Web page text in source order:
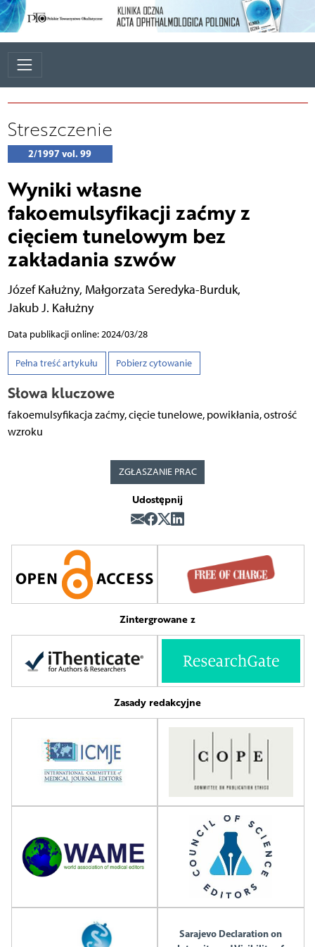
Streszczenie
2/1997 vol. 99
Wyniki własne
fakoemulsyfikacji zaćmy z
cięciem tunelowym bez
zakładania szwów
Józef Kałużny, Małgorzata Seredyka-Burduk,
Jakub J. Kałużny
Data publikacji online: 2024/03/28
Pełna treść artykułu Pobierz cytowanie
Słowa kluczowe
fakoemulsyfikacja zaćmy, cięcie tunelowe, powikłania, ostrość
wzroku
ZGŁASZANIE PRAC
Udostępnij
Zintergrowane z
Zasady redakcyjne
Sarajevo Declaration on